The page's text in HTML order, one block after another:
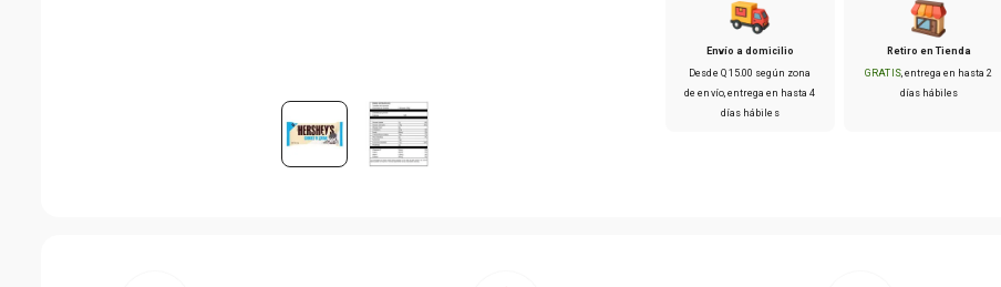
Envío a domicilio
Desde Q 15. 00 según zona
de envío, entrega en hasta4
días hábiles
Retiro en Tienda
GRATIS, entrega en hasta2
días hábiles